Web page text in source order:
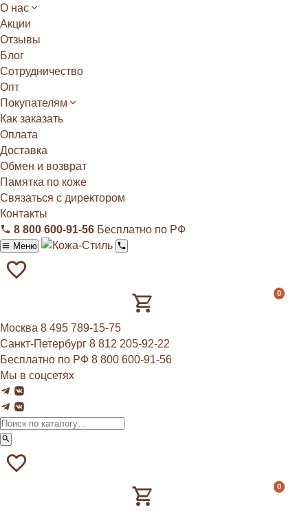
О нас
Акции
Отзывы
Блог
Сотрудничество
Опт
Покупателям
Как заказать
Оплата
Доставка
Обмен и возврат
Памятка по коже
Связаться с директором
Контакты
8 800 600‑91‑56 Бесплатно по РФ
Меню
0
Москва 8 495 789‑15‑75
Санкт-Петербург 8 812 205‑92‑22
Бесплатно по РФ 8 800 600‑91‑56
Мы в соцсетях
0